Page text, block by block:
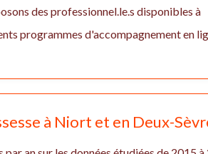
des professionnel.le.s disponibles à
programmes d'accompagnement en
à Niort et en Deux-